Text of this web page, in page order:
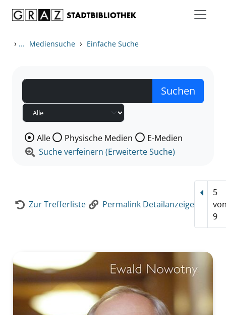
› ... Mediensuche › Einfache Suche
Wählen Sie die Medienart nach der Sie suchen wollen.
Alle Physische Medien
E-Medien
Suche verfeinern (Erweiterte Suche)
Zur Trefferliste Permalink Detailanzeige
5
9